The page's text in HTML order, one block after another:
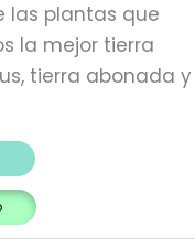
las plantas que
la mejor tierra
tierra abonada y